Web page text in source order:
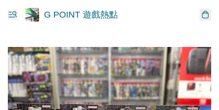
G POINT 遊戲熱點